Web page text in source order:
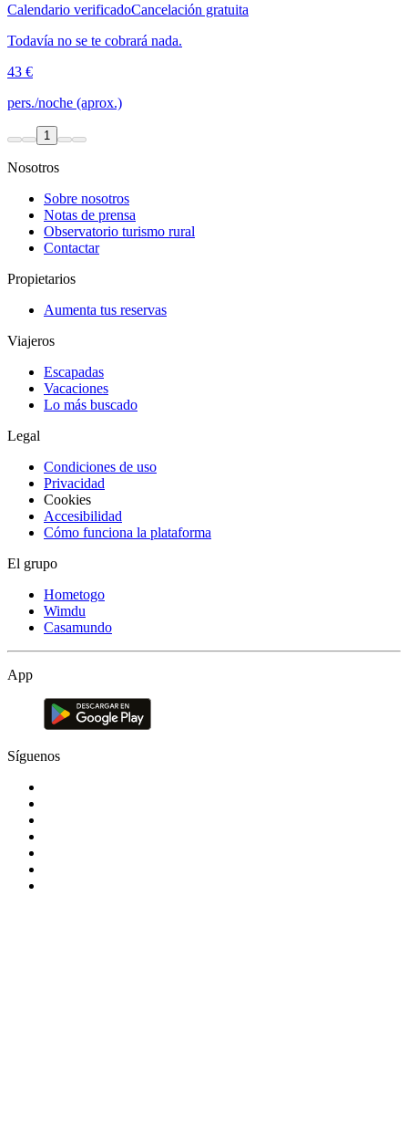
Calendario verificadoCancelación gratuita
Todavía no se te cobrará nada.
43 €
pers./noche (aprox.)
1
Nosotros
Sobre nosotros
Notas de prensa
Observatorio turismo rural
Contactar
Propietarios
Aumenta tus reservas
Viajeros
Escapadas
Vacaciones
Lo más buscado
Legal
Condiciones de uso
Privacidad
Cookies
Accesibilidad
Cómo funciona la plataforma
El grupo
Hometogo
Wimdu
Casamundo
App
Síguenos